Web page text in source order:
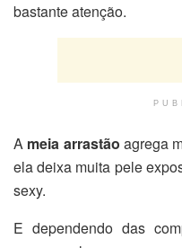
bastante atenção.
A meia arrastão agrega
ela deixa muita pele
sexy.
E dependendo das